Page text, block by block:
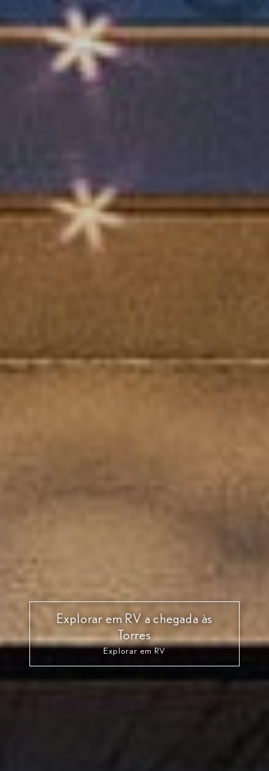
Explorar em RV a chegada às
Torres
Explorar em RV